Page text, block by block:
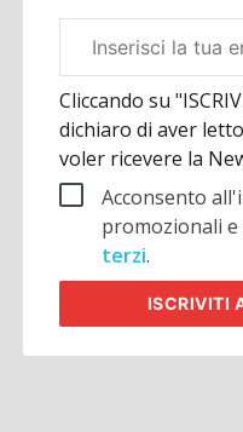
aziendale
Cliccando su
dichiaro di aver
voler ricevere la
Acconsento
promozionali
terzi.
ISCRIVITI